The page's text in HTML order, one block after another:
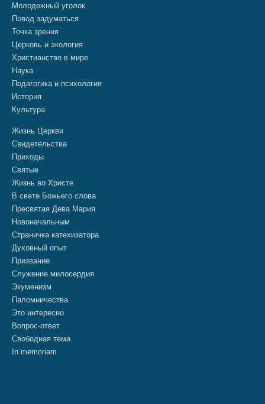
Молодежный уголок
Повод задуматься
Точка зрения
Церковь и экология
Христианство в мире
Наука
Педагогика и психология
История
Культура
Жизнь Церкви
Свидетельства
Приходы
Святые
Жизнь во Христе
В свете Божьего слова
Пресвятая Дева Мария
Новоначальным
Страничка катехизатора
Духовный опыт
Призвание
Служение милосердия
Экуменизм
Паломничества
Это интересно
Вопрос-ответ
Свободная тема
In memoriam